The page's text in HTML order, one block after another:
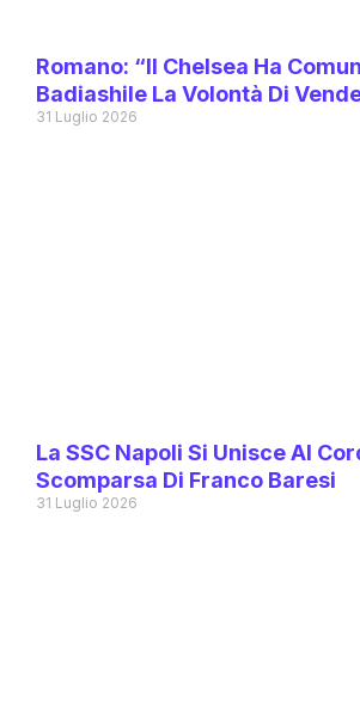
Romano: “Il Chelsea Ha
Badiashile La Volontà Di
31 Luglio 2026
La SSC Napoli Si Unisce Al
Scomparsa Di Franco Baresi
31 Luglio 2026